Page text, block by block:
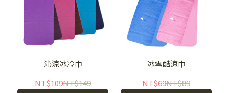
沁涼冰冷巾
NT$109NT$149
冰雪酷涼巾
NT$69NT$89